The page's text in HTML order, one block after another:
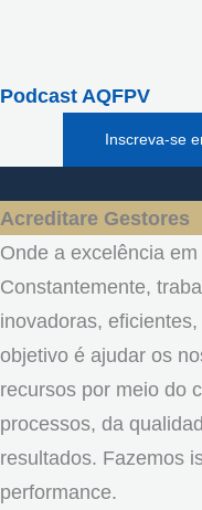
Podcast AQFPV
Inscreva-se
Acreditare Gestores
Onde a excelência
Constantemente,
inovadoras,
objetivo é ajudar os
recursos por meio do
processos, da
resultados. Fazemos
performance.